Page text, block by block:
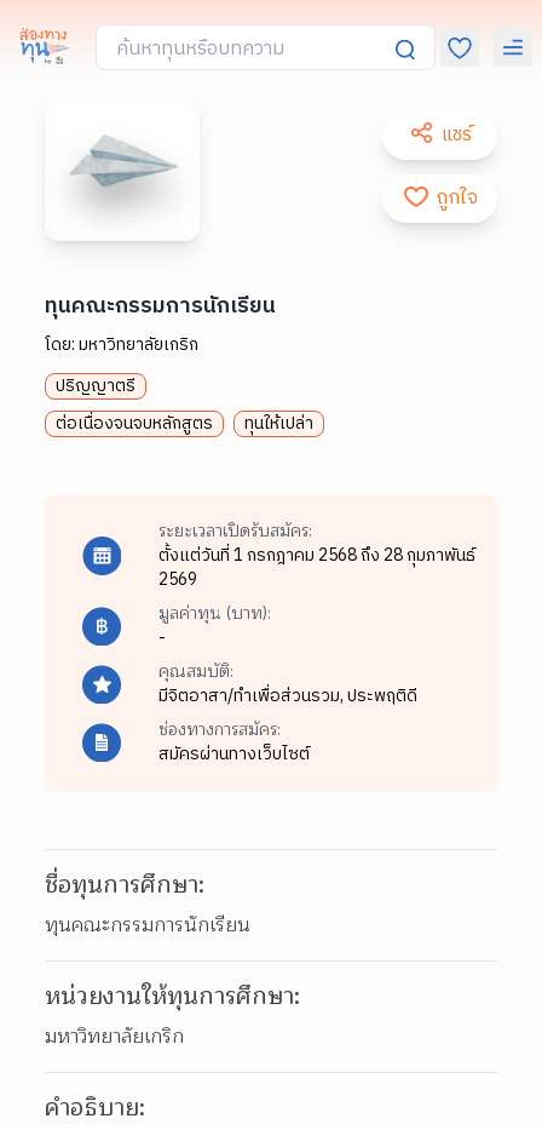
แชร์
ถูกใจ
ทุนคณะกรรมการนักเรียน
โดย:มหาวิทยาลัยเกริก
ปริญญาตรี
ต่อเนื่องจนจบหลักสูตร
ทุนให้เปล่า
ระยะเวลาเปิดรับสมัคร:
ตั้งแต่วันที่ 1 กรกฎาคม 2568 ถึง 28 กุมภาพันธ์
2569
มูลค่าทุน (บาท):
-
คุณสมบัติ:
มีจิตอาสา/ทำเพื่อส่วนรวม,ประพฤติดี
ช่องทางการสมัคร:
สมัครผ่านทางเว็บไซต์
ชื่อทุนการศึกษา:
ทุนคณะกรรมการนักเรียน
หน่วยงานให้ทุนการศึกษา:
มหาวิทยาลัยเกริก
คำอธิบาย: